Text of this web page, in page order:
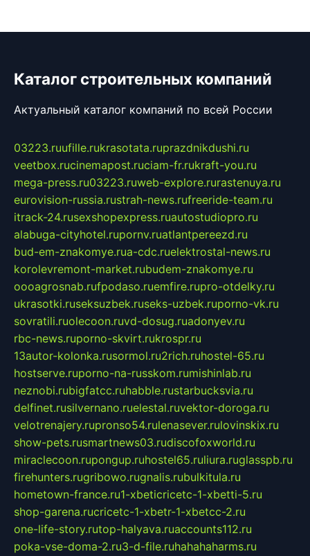
Каталог строительных компаний
Актуальный каталог компаний по всей России
03223.ruufille.rukrasotata.ruprazdnikdushi.ru
veetbox.rucinemapost.ruciam-fr.rukraft-you.ru
mega-press.ru03223.ruweb-explore.rurastenuya.ru
eurovision-russia.rustrah-news.rufreeride-team.ru
itrack-24.rusexshopexpress.ruautostudiopro.ru
alabuga-cityhotel.rupornv.ruatlantpereezd.ru
bud-em-znakomye.rua-cdc.ruelektrostal-news.ru
korolevremont-market.rubudem-znakomye.ru
oooagrosnab.rufpodaso.ruemfire.rupro-otdelky.ru
ukrasotki.ruseksuzbek.ruseks-uzbek.ruporno-vk.ru
sovratili.ruolecoon.ruvd-dosug.ruadonyev.ru
rbc-news.ruporno-skvirt.rukrospr.ru
13autor-kolonka.rusormol.ru2rich.ruhostel-65.ru
hostserve.ruporno-na-russkom.rumishinlab.ru
neznobi.rubigfatcc.ruhabble.rustarbucksvia.ru
delfinet.rusilvernano.ruelestal.ruvektor-doroga.ru
velotrenajery.rupronso54.rulenasever.rulovinskix.ru
show-pets.rusmartnews03.rudiscofoxworld.ru
miraclecoon.rupongup.ruhostel65.ruliura.ruglasspb.ru
firehunters.rugribowo.rugnalis.rubulkitula.ru
hometown-france.ru1-xbeticricetc-1-xbetti-5.ru
shop-garena.rucricetc-1-xbetr-1-xbetcc-2.ru
one-life-story.rutop-halyava.ruaccounts112.ru
poka-vse-doma-2.ru3-d-file.ruhahahaharms.ru